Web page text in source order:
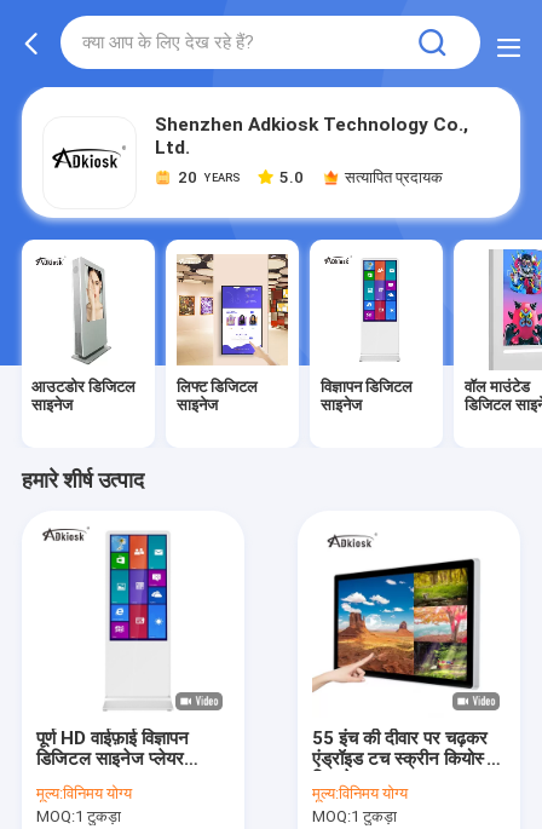
Shenzhen Adkiosk Technology Co.,
Ltd.
20 YEARS 5.0 सत्यापित प्रदायक
आउटडोर डिजिटल
साइनेज
लिफ्ट डिजिटल
साइनेज
विज्ञापन डिजिटल
साइनेज
वॉल माउंटेड
डिजिटल
हमारे शीर्ष उत्पाद
पूर्ण HD वाईफ़ाई विज्ञापन
डिजिटल साइनेज प्लेयर
बिलबोर्ड
मूल्य:विनिमय योग्य
MOQ:1 टुकड़ा
55 इंच की दीवार पर चढ़कर
एंड्रॉइड टच स्क्रीन कियोस्क
मूल्य:विनिमय योग्य
MOQ:1 टुकड़ा